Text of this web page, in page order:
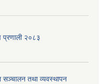
प्रणाली २०८३
सञ्चालन तथा व्यवस्थापन